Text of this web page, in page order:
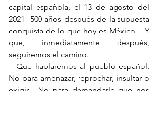
capital española, el 13 de agosto del
2021 -500 años después de la supuesta
conquista de lo que hoy es México-.  Y
que, inmediatamente después,
seguiremos el camino.
No para amenazar, reprochar, insultar o
exigir.  No para demandarle que nos